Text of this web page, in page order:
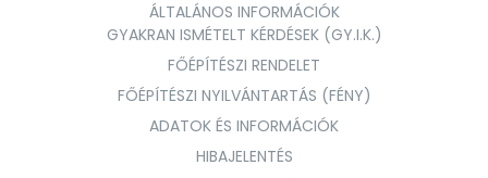
ÁLTALÁNOS INFORMÁCIÓK
GYAKRAN ISMÉTELT KÉRDÉSEK (GY.I.K.)
FŐÉPÍTÉSZI RENDELET
FŐÉPÍTÉSZI NYILVÁNTARTÁS (FÉNY)
ADATOK ÉS INFORMÁCIÓK
HIBAJELENTÉS